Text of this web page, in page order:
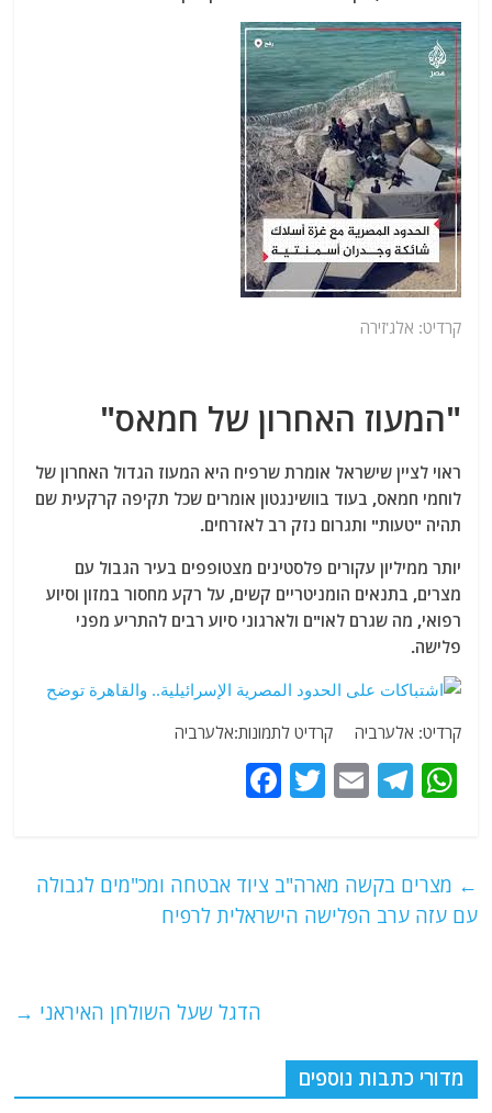
קרדיט: אלג'זירה
"המעוז האחרון של חמאס"
ראוי לציין שישראל אומרת שרפיח היא המעוז הגדול האחרון של
לוחמי חמאס, בעוד בוושינגטון אומרים שכל תקיפה קרקעית שם
תהיה "טעות" ותגרום נזק רב לאזרחים.
יותר ממיליון עקורים פלסטינים מצטופפים בעיר הגבול עם
מצרים, בתנאים הומניטריים קשים, על רקע מחסור במזון וסיוע
רפואי, מה שגרם לאו"ם ולארגוני סיוע רבים להתריע מפני
פלישה.
קרדיט: אלערביה קרדיט לתמונות:אלערביה
W
s
A
T
g
ra
E
l
T
er
e
b
k
← מצרים בקשה מארה"ב ציוד אבטחה ומכ"מים לגבולה
עם עזה ערב הפלישה הישראלית לרפיח
הדגל שעל השולחן האיראני →
מדורי כתבות נוספים